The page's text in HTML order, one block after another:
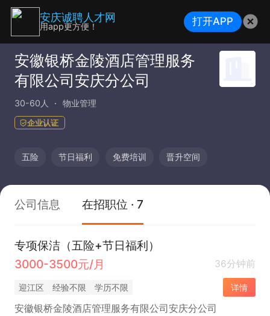
安徽银桥金陵酒店管理服务
有限公司安庆分公司
30-60人 物业管理
企业认证
五险 节日福利 免费培训 晋升空间
公司信息 在招职位 · 7
专项保洁（五险+节日福利）
3000-3500元/月
36分钟前
迎江区 经验不限 学历不限 详情
安徽银桥金陵酒店管理服务有限公司安庆分公司
安庆诚聘人才网
用app更方便！ 打开APP